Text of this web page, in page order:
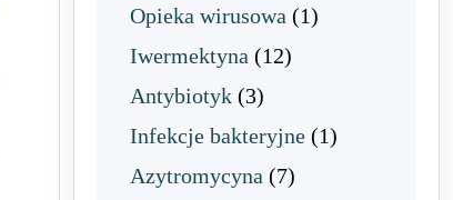
Opieka wirusowa (1)
Iwermektyna (12)
Antybiotyk (3)
Infekcje bakteryjne (1)
Azytromycyna (7)